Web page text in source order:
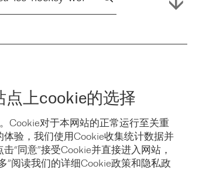
点上cookie的选择
Cookie对于本网站的正常运行至关重
体验，我们使用Cookie收集统计数据并
“同意”接受Cookie并直接进入网站，
”阅读我们的详细Cookie政策和隐私政